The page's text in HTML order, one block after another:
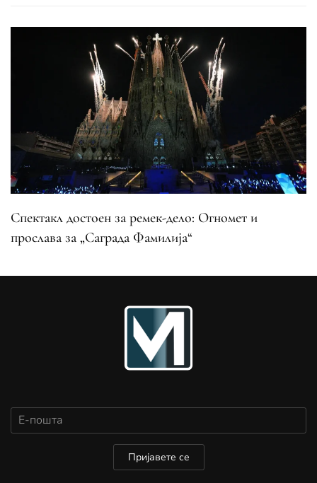
Спектакл достоен за ремек-дело: Огномет и
прослава за „Саграда Фамилија“
Пријавете се